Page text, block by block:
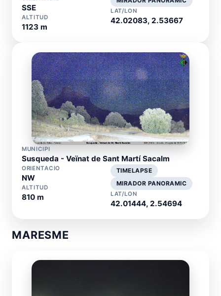
SSE
ALTITUD
1123 m
LAT/LON
42.02083, 2.53667
MUNICIPI
Susqueda - Veïnat de Sant Martí Sacalm
ORIENTACIO
NW
ALTITUD
810 m
TIMELAPSE
MIRADOR PANORAMIC
LAT/LON
42.01444, 2.54694
MARESME